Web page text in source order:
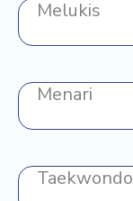
Melukis
Menari
Taekwondo